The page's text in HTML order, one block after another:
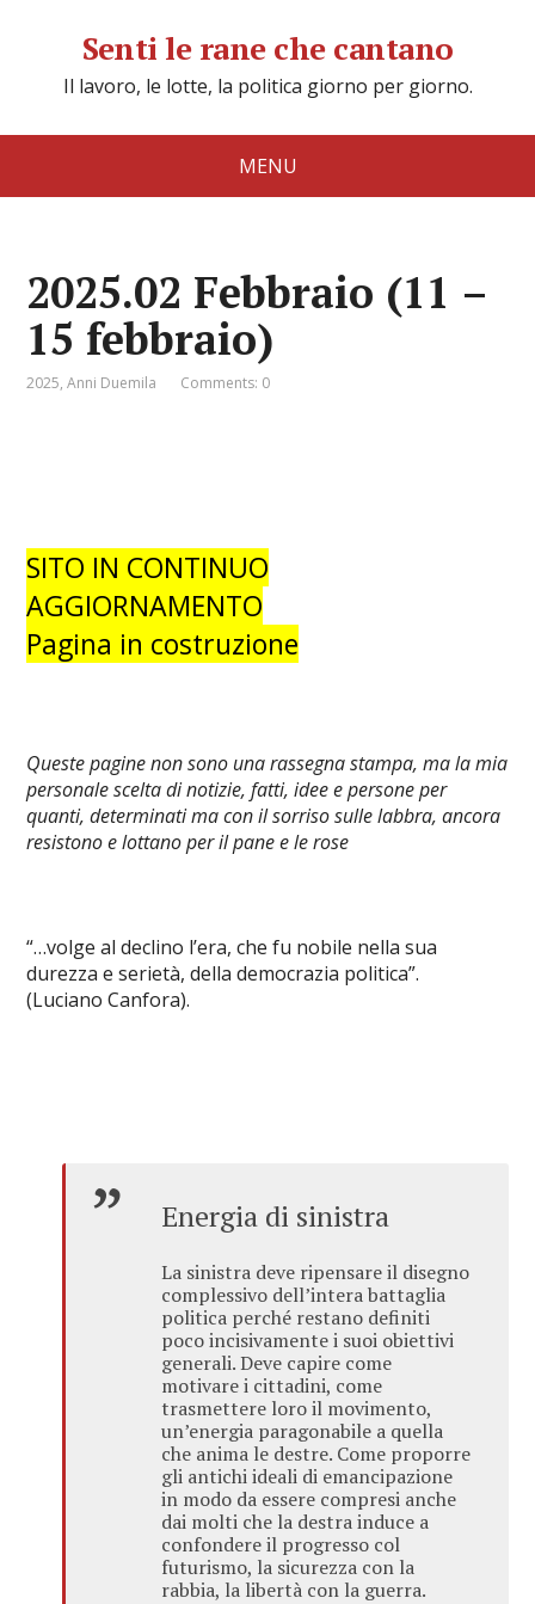
Senti le rane che cantano
Il lavoro, le lotte, la politica giorno per giorno.
MENU
2025.02 Febbraio (11 –
15 febbraio)
2025,Anni Duemila Comments: 0
SITO IN CONTINUO
AGGIORNAMENTO
Pagina in costruzione
Queste pagine non sono una rassegna stampa, ma la mia
personale scelta di notizie, fatti, idee e persone per
quanti, determinati ma con il sorriso sulle labbra, ancora
resistono e lottano per il pane e le rose
“…volge al declino l’era, che fu nobile nella sua
durezza e serietà, della democrazia politica”.
(Luciano Canfora).
Energia di sinistra
La sinistra deve ripensare il disegno
complessivo dell’intera battaglia
politica perché restano definiti
poco incisivamente i suoi obiettivi
generali. Deve capire come
motivare i cittadini, come
trasmettere loro il movimento,
un’energia paragonabile a quella
che anima le destre. Come proporre
gli antichi ideali di emancipazione
in modo da essere compresi anche
dai molti che la destra induce a
confondere il progresso col
futurismo, la sicurezza con la
rabbia, la libertà con la guerra.